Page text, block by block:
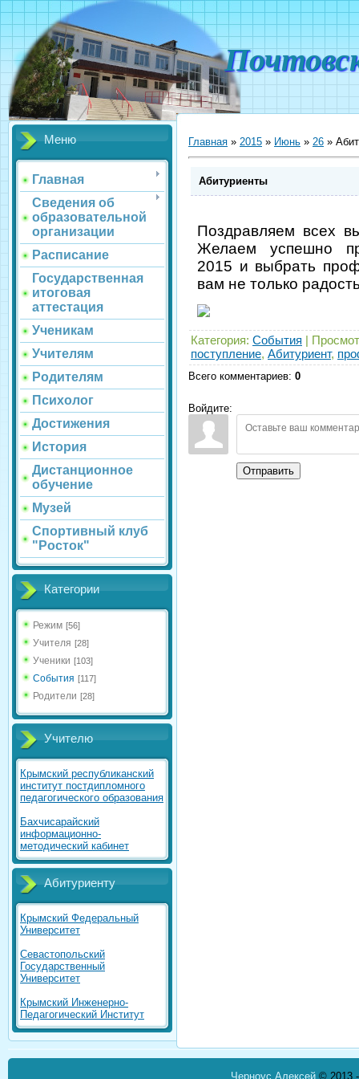
Меню
Главная
Сведения об
образовательной
организации
Расписание
Государственная
итоговая
аттестация
Ученикам
Учителям
Родителям
Психолог
Достижения
История
Дистанционное
обучение
Музей
Спортивный клуб
"Росток"
Категории
Режим [56]
Учителя [28]
Ученики [103]
События [117]
Родители [28]
Учителю
Крымский республиканский
институт постдипломного
педагогического образования
Бахчисарайский
информационно-
методический кабинет
Абитуриенту
Крымский Федеральный
Университет
Севастопольский
Государственный
Университет
Крымский Инженерно-
Педагогический Институт
Главная » 2015 » Июнь » 26 »
Абитуриенты
Поздравляем всех
Желаем успешно
2015 и выбрать
вам не только
Категория: События |
поступление, Абитуриент,
Всего комментариев: 0
Войдите:
Отправить
Черноус Алексей © 2013